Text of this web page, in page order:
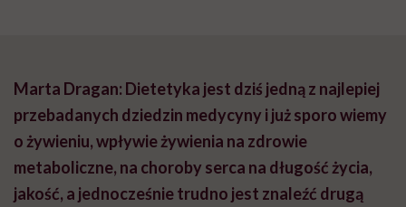
Marta Dragan: Dietetyka jest dziś jedną z najlepiej
przebadanych dziedzin medycyny i już sporo wiemy
o żywieniu, wpływie żywienia na zdrowie
metaboliczne, na choroby serca na długość życia,
jakość, a jednocześnie trudno jest znaleźć drugą